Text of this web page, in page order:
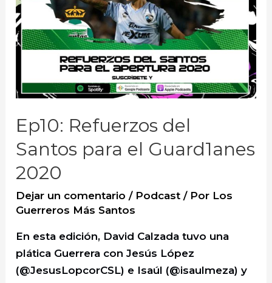
Ep10: Refuerzos del
Santos para el Guard1anes
2020
Dejar un comentario / Podcast / Por Los
Guerreros Más Santos
En esta edición, David Calzada tuvo una
plática Guerrera con Jesús López
(@JesusLopcorCSL) e Isaúl (@isaulmeza) y